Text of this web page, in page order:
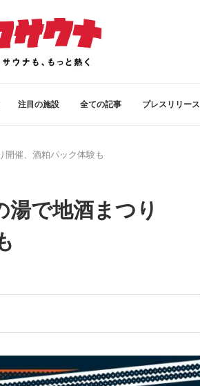
注目の施設 全ての記事 プレスリリース
開催、酒粕パック体験も
で地酒まつり